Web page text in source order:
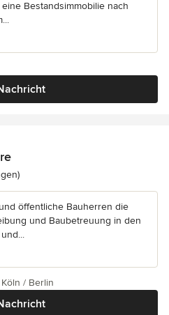
Bestandsimmobilie nach
4.9 von 5 Sternen
öffentliche Bauherren die
und Baubetreuung in den
/ Berlin